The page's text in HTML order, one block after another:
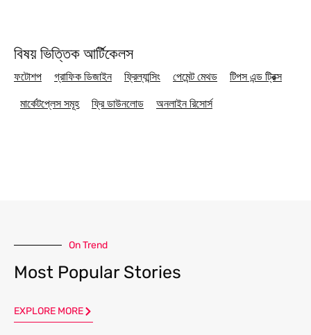
বিষয় ভিত্তিক আর্টিকেলস
ফটোশপ গ্রাফিক ডিজাইন ফ্রিল্যান্সিং পেমেন্ট মেথড টিপস এন্ড ট্রিক্স
মার্কেটপ্লেস সমূহ ফ্রি ডাউনলোড অনলাইন রিসোর্স
On Trend
Most Popular Stories
EXPLORE MORE